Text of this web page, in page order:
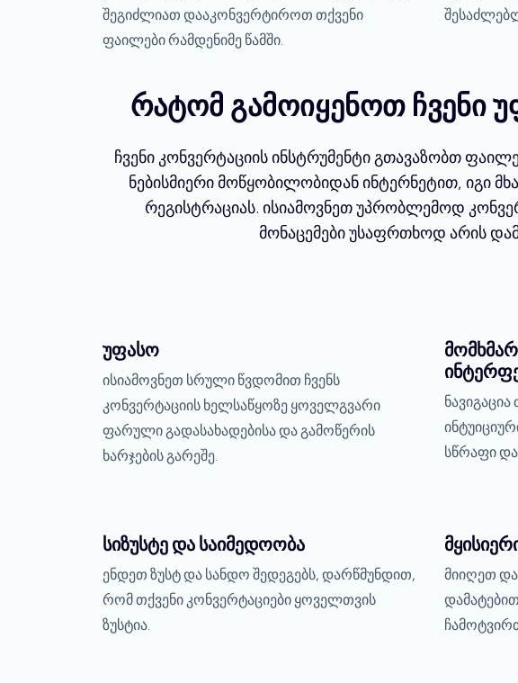
შეგიძლიათ დააკონვერტიროთ თქვენი
ფაილები რამდენიმე წამში.
რატომ გამოიყენოთ ჩვენი
ჩვენი კონვერტაციის ინსტრუმენტი გთავაზობთ
ნებისმიერი მოწყობილობიდან ინტერნეტით, იგი
რეგისტრაციას. ისიამოვნეთ უპრობლემოდ
მონაცემები უსაფრთხოდ არის
უფასო
ისიამოვნეთ სრული წვდომით ჩვენს
კონვერტაციის ხელსაწყოზე ყოველგვარი
ფარული გადასახადებისა და გამოწერის
ხარჯების გარეშე.
ნავიგაცია
სწრაფი
სიზუსტე და საიმედოობა
ენდეთ ზუსტ და სანდო შედეგებს, დარწმუნდით,
რომ თქვენი კონვერტაციები ყოველთვის
ზუსტია.
მიიღეთ